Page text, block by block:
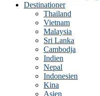
Destinationer
Thailand
Vietnam
Malaysia
Sri Lanka
Cambodja
Indien
Nepal
Indonesien
Kina
Asien